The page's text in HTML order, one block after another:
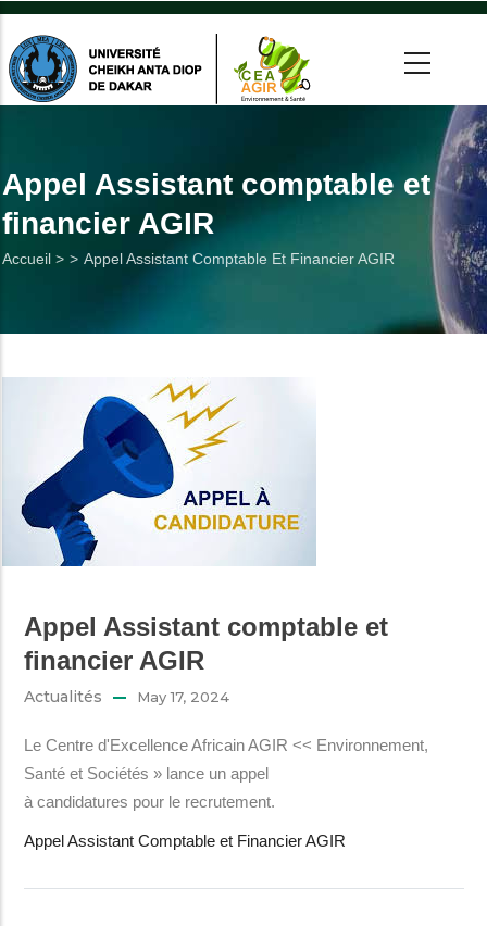
Aller
contenu
principal
Appel Assistant comptable et
financier AGIR
Fil
Accueil > Appel Assistant Comptable Et Financier AGIR
Appel Assistant comptable et
financier AGIR
Actualités May 17, 2024
Le Centre d'Excellence Africain AGIR << Environnement,
Santé et Sociétés » lance un appel
à candidatures pour le recrutement.
Appel Assistant Comptable et Financier AGIR